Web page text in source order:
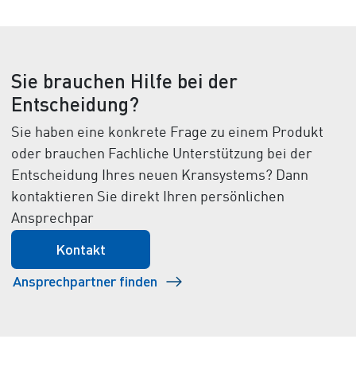
Sie brauchen Hilfe bei der
Entscheidung?
Sie haben eine konkrete Frage zu einem Produkt
oder brauchen Fachliche Unterstützung bei der
Entscheidung Ihres neuen Kransystems? Dann
kontaktieren Sie direkt Ihren persönlichen
Ansprechpar
Kontakt
Ansprechpartner finden